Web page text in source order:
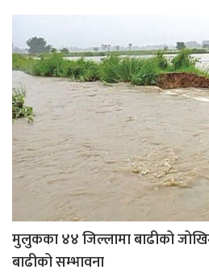
मुलुकका ४४ जिल्लामा बाढीको
बाढीको सम्भावना